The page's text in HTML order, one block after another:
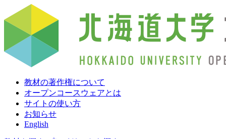
教材の著作権について
オープンコースウェアとは
サイトの使い方
お知らせ
English